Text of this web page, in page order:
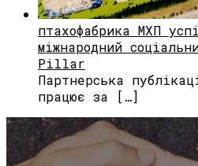
птахофабрика МХП
міжнародний
Pillar
Партнерська
працює за […]